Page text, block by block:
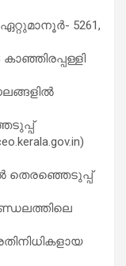
5261,
തെരഞ്ഞെടുപ്പ്